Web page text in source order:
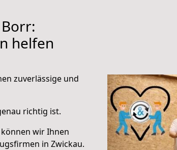
helfen
zuverlässige und
richtig ist.
wir Ihnen
in Zwickau.